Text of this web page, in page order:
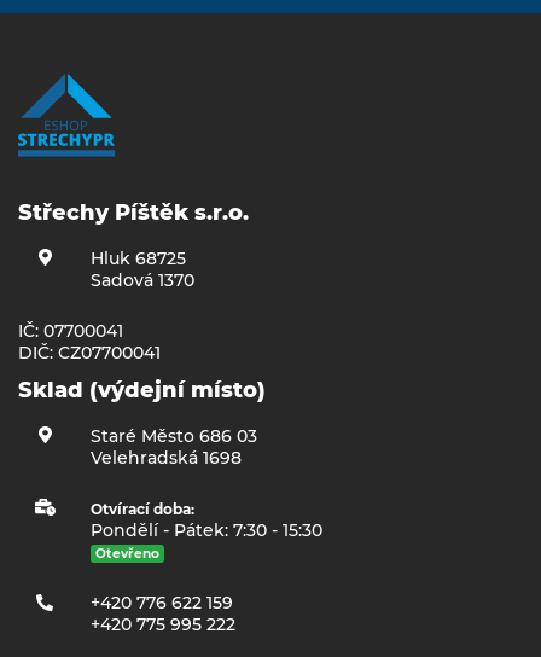
Střechy Píštěk s.r.o.
Hluk 68725
Sadová 1370
IČ: 07700041
DIČ: CZ07700041
Sklad (výdejní místo)
Staré Město 686 03
Velehradská 1698
Otvírací doba:
Pondělí - Pátek: 7:30 - 15:30
Otevřeno
+420 776 622 159
+420 775 995 222